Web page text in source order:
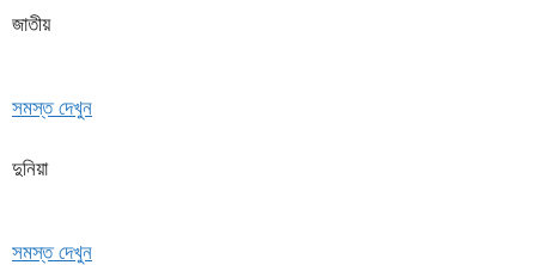
জাতীয়
সমস্ত দেখুন
দুনিয়া
সমস্ত দেখুন